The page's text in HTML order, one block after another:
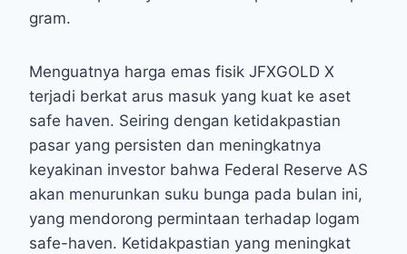
gram.
Menguatnya harga emas fisik JFXGOLD X
terjadi berkat arus masuk yang kuat ke aset
safe haven. Seiring dengan ketidakpastian
pasar yang persisten dan meningkatnya
keyakinan investor bahwa Federal Reserve AS
akan menurunkan suku bunga pada bulan ini,
yang mendorong permintaan terhadap logam
safe-haven. Ketidakpastian yang meningkat